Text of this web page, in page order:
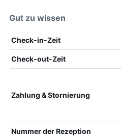
Gut zu wissen
Check-in-Zeit
Check-out-Zeit
Zahlung & Stornierung
Nummer der Rezeption